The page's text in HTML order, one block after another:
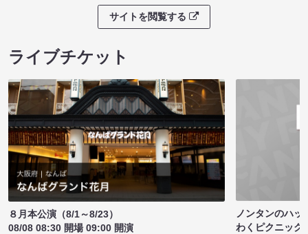
サイトを閲覧する
ライブチケット
８月本公演（8/1～8/23）
08/08 08:30 開場 09:00 開演
ノンタンのハッ
わくピクニック